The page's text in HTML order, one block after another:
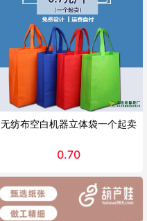
无纺布空白机器立体袋一个起卖
0.70